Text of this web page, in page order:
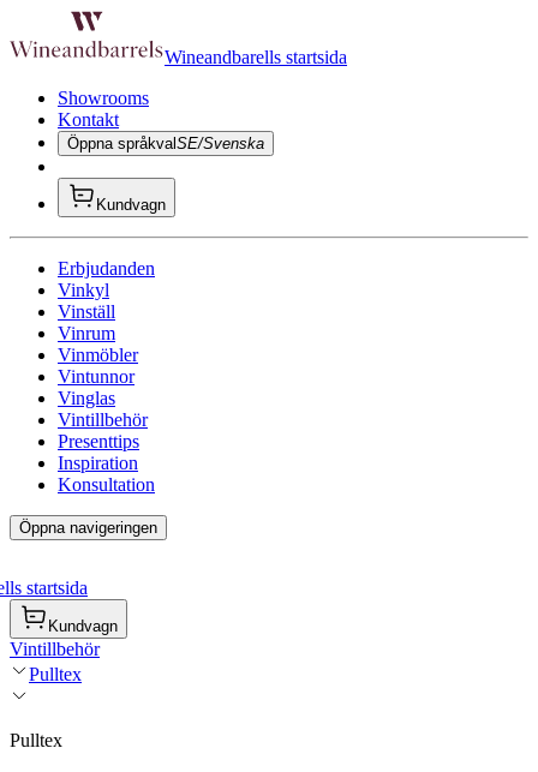
Wineandbarells startsida
Showrooms
Kontakt
Öppna språkvalSE/Svenska
Kundvagn
Erbjudanden
Vinkyl
Vinställ
Vinrum
Vinmöbler
Vintunnor
Vinglas
Vintillbehör
Presenttips
Inspiration
Konsultation
Öppna navigeringen
startsida
Kundvagn
Vintillbehör
Pulltex
Pulltex